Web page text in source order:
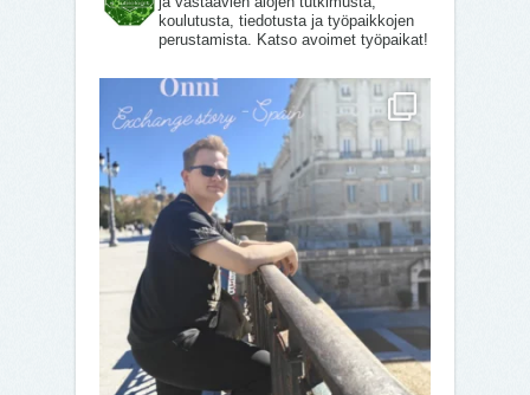
koulutusta, tiedotusta ja työpaikkojen
perustamista. Katso avoimet työpaikat!